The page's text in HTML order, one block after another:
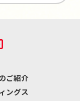
ご紹介
ングス